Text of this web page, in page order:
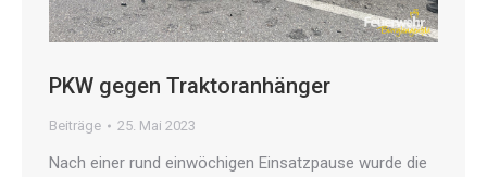
PKW gegen Traktoranhänger
Beiträge 25. Mai 2023
Nach einer rund einwöchigen Einsatzpause wurde die